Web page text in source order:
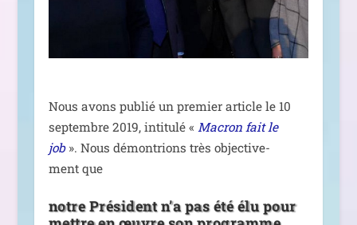
Nous avons publié un pre­mier article le 10
sep­tembre 2019, inti­tu­lé « Macron fait le
job». Nous démon­trions très objec­ti­ve­
ment que
notre Président n’a pas été élu pour